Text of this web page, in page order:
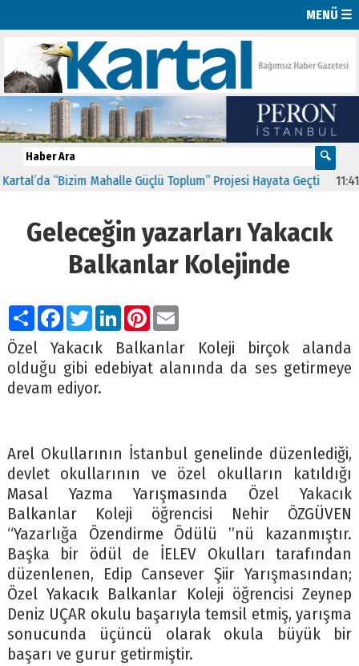
MENÜ ☰
“Bizim Mahalle Güçlü Toplum” Projesi Hayata Geçti 11:41
Geleceğin yazarları Yakacık
Balkanlar Kolejinde
PaylaşFacebook
TwitterLinkedIn
Pinterest
Email
Özel Yakacık Balkanlar Koleji birçok alanda
olduğu gibi edebiyat alanında da ses getirmeye
devam ediyor.
Arel Okullarının İstanbul genelinde düzenlediği,
devlet okullarının ve özel okulların katıldığı
Masal Yazma Yarışmasında Özel Yakacık
Balkanlar Koleji öğrencisi Nehir ÖZGÜVEN
“Yazarlığa Özendirme Ödülü ”nü kazanmıştır.
Başka bir ödül de İELEV Okulları tarafından
düzenlenen, Edip Cansever Şiir Yarışmasından;
Özel Yakacık Balkanlar Koleji öğrencisi Zeynep
Deniz UÇAR okulu başarıyla temsil etmiş, yarışma
sonucunda üçüncü olarak okula büyük bir
başarı ve gurur getirmiştir.